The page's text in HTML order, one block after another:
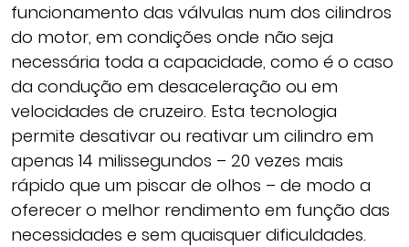
funcionamento das válvulas num dos cilindros
do motor, em condições onde não seja
necessária toda a capacidade, como é o caso
da condução em desaceleração ou em
velocidades de cruzeiro. Esta tecnologia
permite desativar ou reativar um cilindro em
apenas 14 milissegundos – 20 vezes mais
rápido que um piscar de olhos – de modo a
oferecer o melhor rendimento em função das
necessidades e sem quaisquer dificuldades.